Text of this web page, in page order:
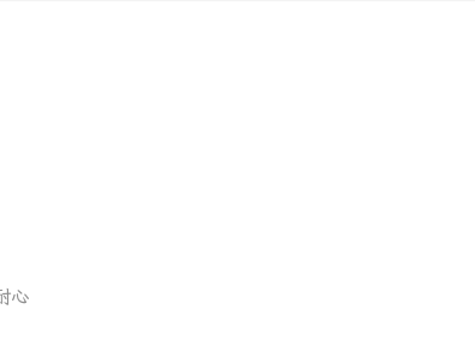
心